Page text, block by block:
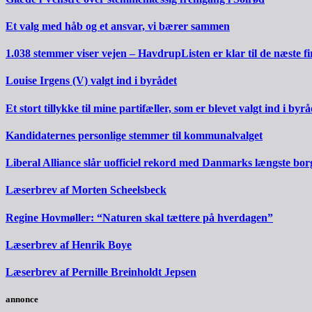
Et valg med håb og et ansvar, vi bærer sammen
1.038 stemmer viser vejen – HavdrupListen er klar til de næste
Louise Irgens (V) valgt ind i byrådet
Et stort tillykke til mine partifæller, som er blevet valgt ind i
Kandidaternes personlige stemmer til kommunalvalget
Liberal Alliance slår uofficiel rekord med Danmarks længste
Læserbrev af Morten Scheelsbeck
Regine Hovmøller: “Naturen skal tættere på hverdagen”
Læserbrev af Henrik Boye
Læserbrev af Pernille Breinholdt Jepsen
annonce